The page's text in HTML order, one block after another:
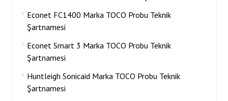
Econet FC1400 Marka TOCO Probu Teknik
Şartnamesi
Econet Smart 3 Marka TOCO Probu Teknik
Şartnamesi
Huntleigh Sonicaid Marka TOCO Probu Teknik
Şartnamesi